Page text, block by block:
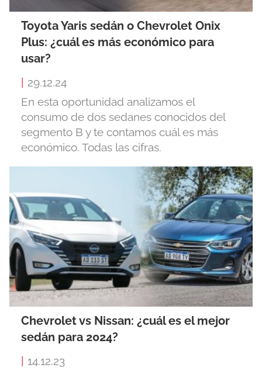
Toyota Yaris sedán o Chevrolet Onix
Plus: ¿cuál es más económico para
usar?
29.12.24
En esta oportunidad analizamos el
consumo de dos sedanes conocidos del
segmento B y te contamos cuál es más
económico. Todas las cifras.
Chevrolet vs Nissan: ¿cuál es el mejor
sedán para 2024?
14.12.23